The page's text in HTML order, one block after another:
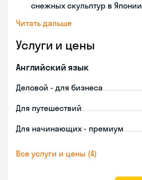
снежных скульптур в Японии
Читать дальше
Услуги и цены
Английский язык
Деловой - для бизнеса
Для путешествий
Для начинающих - премиум
Все услуги и цены (4)